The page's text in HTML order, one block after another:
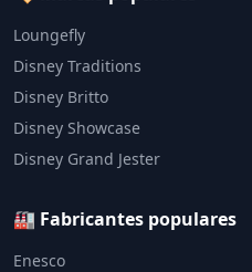
Loungefly
Disney Traditions
Disney Britto
Disney Showcase
Disney Grand Jester
🏭 Fabricantes populares
Enesco